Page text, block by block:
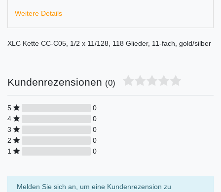
Weitere Details
XLC Kette CC-C05, 1/2 x 11/128, 118 Glieder, 11-fach, gold/silber
Kundenrezensionen (0)
5
0
4
0
3
0
2
0
1
0
Melden Sie sich an, um eine Kundenrezension zu